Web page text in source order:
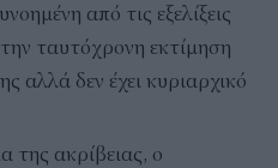
από τις εξελίξεις
ταυτόχρονη εκτίμηση
αλλά δεν έχει κυριαρχικό
της ακρίβειας, ο